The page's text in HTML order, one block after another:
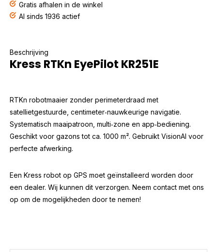
Gratis afhalen in de winkel
Al sinds 1936 actief
Beschrijving
Kress RTKn EyePilot KR251E
RTKn robotmaaier zonder perimeterdraad met
satellietgestuurde, centimeter‑nauwkeurige navigatie.
Systematisch maaipatroon, multi‑zone en app‑bediening.
Geschikt voor gazons tot ca. 1000 m². Gebruikt VisionAI voor
perfecte afwerking.
Een Kress robot op GPS moet geïnstalleerd worden door
een dealer. Wij kunnen dit verzorgen. Neem contact met ons
op om de mogelijkheden door te nemen!